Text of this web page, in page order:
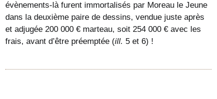
évènements-là furent immortalisés par Moreau le Jeune
dans la deuxième paire de dessins, vendue juste après
et adjugée 200 000 € marteau, soit 254 000 € avec les
frais, avant d’être préemptée (ill. 5 et 6) !